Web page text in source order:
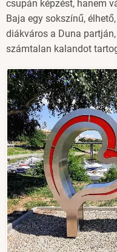
csupán képzést, hanem
Baja egy sokszínű,
diákváros a Duna
számtalan kalandot
Image